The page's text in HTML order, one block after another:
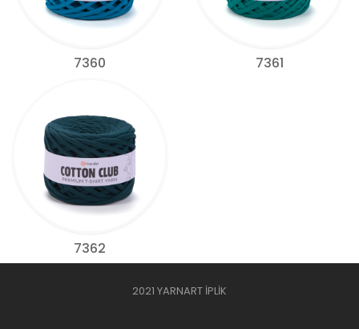
7360 7361
7362
2021 YARNART İPLİK